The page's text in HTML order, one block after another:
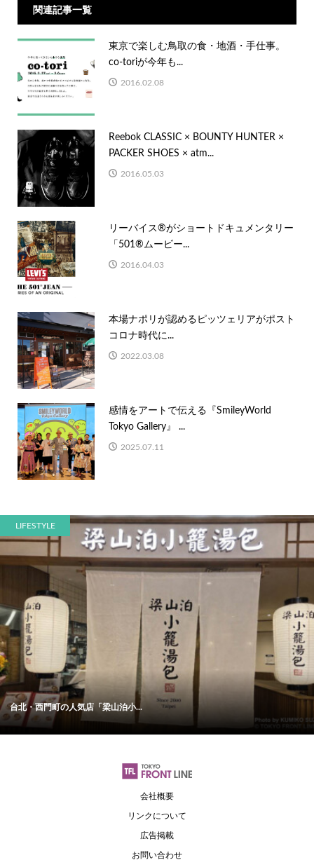
関連記事一覧
東京で楽しむ鳥取の食・地酒・手仕事。
co-toriが今年も...
2016.02.08
Reebok CLASSIC × BOUNTY HUNTER ×
PACKER SHOES × atm...
2016.05.03
リーバイス®がショートドキュメンタリー
「501®ムービー...
2016.04.03
本場ナポリが認めるピッツェリアがポスト
コロナ時代に...
2022.03.08
感情をアートで伝える『SmileyWorld
Tokyo Gallery』 ...
2025.07.11
LIFESTYLE
台北・西門町の人気店「梁山泊小...
会社概要
リンクについて
広告掲載
お問い合わせ